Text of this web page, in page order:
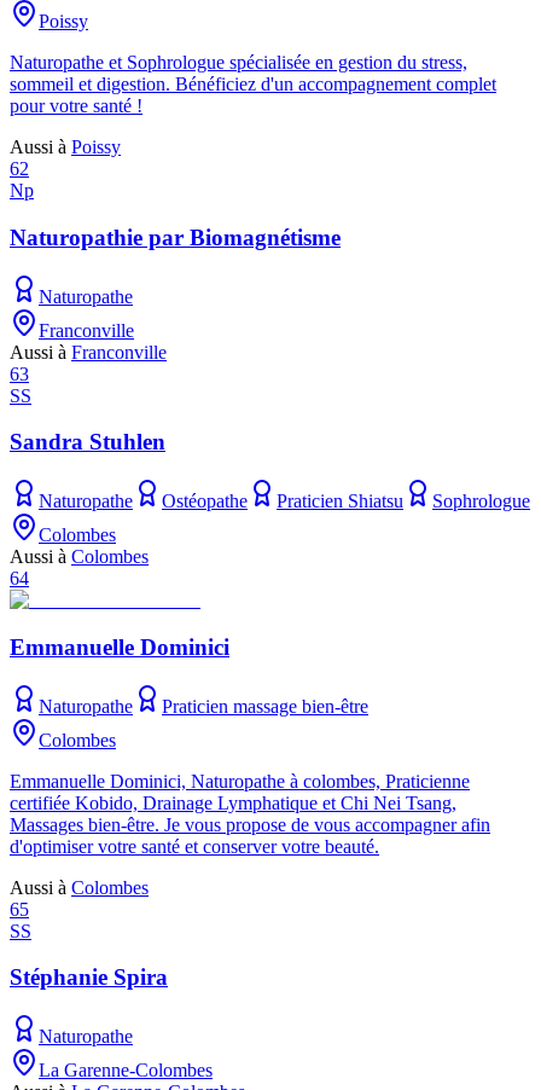
Poissy
Naturopathe et Sophrologue spécialisée en gestion du stress,
sommeil et digestion. Bénéficiez d'un accompagnement complet
pour votre santé !
Aussi à Poissy
62
Np
Naturopathie par Biomagnétisme
Naturopathe
Franconville
Aussi à Franconville
63
SS
Sandra Stuhlen
Naturopathe Ostéopathe Praticien Shiatsu
Sophrologue
Colombes
Aussi à Colombes
64
Emmanuelle Dominici
Naturopathe
Praticien massage bien-être
Colombes
Emmanuelle Dominici, Naturopathe à colombes, Praticienne
certifiée Kobido, Drainage Lymphatique et Chi Nei Tsang,
Massages bien-être. Je vous propose de vous accompagner afin
d'optimiser votre santé et conserver votre beauté.
Aussi à Colombes
65
SS
Stéphanie Spira
Naturopathe
La Garenne-Colombes